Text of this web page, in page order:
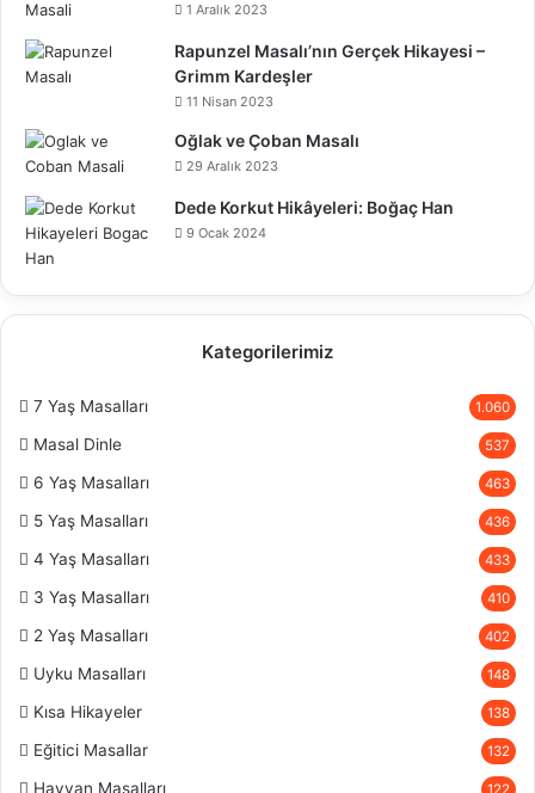
1 Aralık 2023
Rapunzel Masalı’nın Gerçek Hikayesi –
Grimm Kardeşler
11 Nisan 2023
Oğlak ve Çoban Masalı
29 Aralık 2023
Dede Korkut Hikâyeleri: Boğaç Han
9 Ocak 2024
Kategorilerimiz
7 Yaş Masalları 1.060
Masal Dinle 537
6 Yaş Masalları 463
5 Yaş Masalları 436
4 Yaş Masalları 433
3 Yaş Masalları 410
2 Yaş Masalları 402
Uyku Masalları 148
Kısa Hikayeler 138
Eğitici Masallar 132
Hayvan Masalları 122